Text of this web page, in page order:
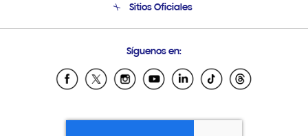
Soporte vía eMail
Sitios Oficiales
Samsung Ecuador
Samsung El Salvador
Samsung Honduras
Síguenos en: